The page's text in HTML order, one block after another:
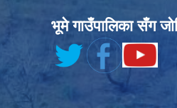
भूमे गाउँपालिका सँग